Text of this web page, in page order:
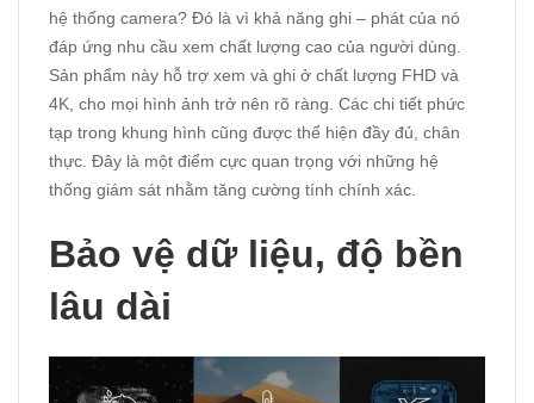
hệ thống camera? Đó là vì khả năng ghi – phát của nó
đáp ứng nhu cầu xem chất lượng cao của người dùng.
Sản phẩm này hỗ trợ xem và ghi ở chất lượng FHD và
4K, cho mọi hình ảnh trở nên rõ ràng. Các chi tiết phức
tạp trong khung hình cũng được thể hiện đầy đủ, chân
thực. Đây là một điểm cực quan trọng với những hệ
thống giám sát nhằm tăng cường tính chính xác.
Bảo vệ dữ liệu, độ bền
lâu dài